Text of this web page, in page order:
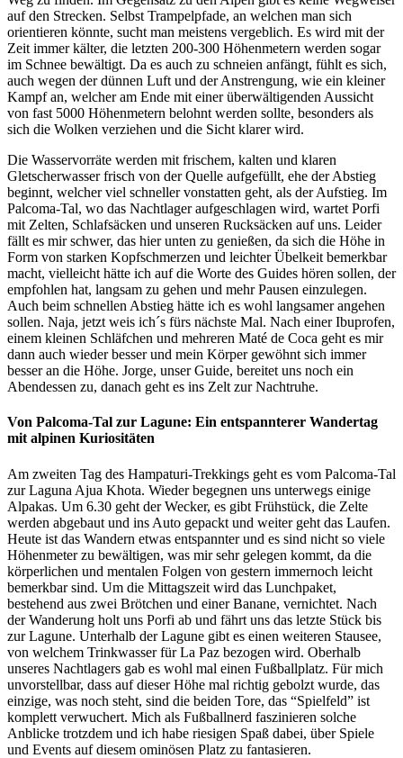
auf den Strecken. Selbst Trampelpfade, an welchen man sich
orientieren könnte, sucht man meistens vergeblich. Es wird mit der
Zeit immer kälter, die letzten 200-300 Höhenmetern werden sogar
im Schnee bewältigt. Da es auch zu schneien anfängt, fühlt es sich,
auch wegen der dünnen Luft und der Anstrengung, wie ein kleiner
Kampf an, welcher am Ende mit einer überwältigenden Aussicht
von fast 5000 Höhenmetern belohnt werden sollte, besonders als
sich die Wolken verziehen und die Sicht klarer wird.
Die Wasservorräte werden mit frischem, kalten und klaren
Gletscherwasser frisch von der Quelle aufgefüllt, ehe der Abstieg
beginnt, welcher viel schneller vonstatten geht, als der Aufstieg. Im
Palcoma-Tal, wo das Nachtlager aufgeschlagen wird, wartet Porfi
mit Zelten, Schlafsäcken und unseren Rucksäcken auf uns. Leider
fällt es mir schwer, das hier unten zu genießen, da sich die Höhe in
Form von starken Kopfschmerzen und leichter Übelkeit bemerkbar
macht, vielleicht hätte ich auf die Worte des Guides hören sollen, der
empfohlen hat, langsam zu gehen und mehr Pausen einzulegen.
Auch beim schnellen Abstieg hätte ich es wohl langsamer angehen
sollen. Naja, jetzt weis ich´s fürs nächste Mal. Nach einer Ibuprofen,
einem kleinen Schläfchen und mehreren Maté de Coca geht es mir
dann auch wieder besser und mein Körper gewöhnt sich immer
besser an die Höhe. Jorge, unser Guide, bereitet uns noch ein
Abendessen zu, danach geht es ins Zelt zur Nachtruhe.
Von Palcoma-Tal zur Lagune: Ein entspannterer Wandertag
mit alpinen Kuriositäten
Am zweiten Tag des Hampaturi-Trekkings geht es vom Palcoma-Tal
zur Laguna Ajua Khota. Wieder begegnen uns unterwegs einige
Alpakas. Um 6.30 geht der Wecker, es gibt Frühstück, die Zelte
werden abgebaut und ins Auto gepackt und weiter geht das Laufen.
Heute ist das Wandern etwas entspannter und es sind nicht so viele
Höhenmeter zu bewältigen, was mir sehr gelegen kommt, da die
körperlichen und mentalen Folgen von gestern immernoch leicht
bemerkbar sind. Um die Mittagszeit wird das Lunchpaket,
bestehend aus zwei Brötchen und einer Banane, vernichtet. Nach
der Wanderung holt uns Porfi ab und fährt uns das letzte Stück bis
zur Lagune. Unterhalb der Lagune gibt es einen weiteren Stausee,
von welchem Trinkwasser für La Paz bezogen wird. Oberhalb
unseres Nachtlagers gab es wohl mal einen Fußballplatz. Für mich
unvorstellbar, dass auf dieser Höhe mal richtig gebolzt wurde, das
einzige, was noch steht, sind die beiden Tore, das “Spielfeld” ist
komplett verwuchert. Mich als Fußballnerd faszinieren solche
Anblicke trotzdem und ich habe riesigen Spaß dabei, über Spiele
und Events auf diesem ominösen Platz zu fantasieren.